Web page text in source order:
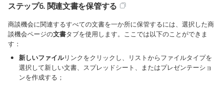
ステップ6. 関連文書を保管する
商談機会に関連するすべての文書を一か所に保管するには、選択した商
談機会ページの文書タブを使用します。ここでは以下のことができま
す：
新しいファイルリンクをクリックし、リストからファイルタイプを
選択して新しい文書、スプレッドシート、またはプレゼンテーショ
ンを作成する；